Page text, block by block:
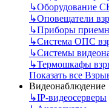
↳Оборудование
↳Оповещатели
↳Приборы
↳Система ОПС
↳Системы
↳Термошкафы
Показать все
Видеонаблюдение
↳IP-видеосерверы